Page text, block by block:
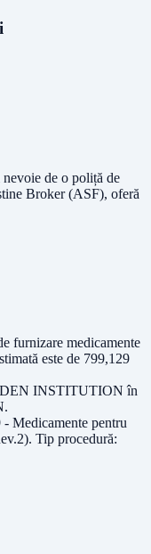
nevoie de o poliță de
Broker (ASF), oferă
furnizare medicamente
este de 799,129
INSTITUTION în
.
Medicamente pentru
. Tip procedură: